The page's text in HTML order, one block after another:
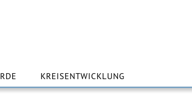
KREISENTWICKLUNG